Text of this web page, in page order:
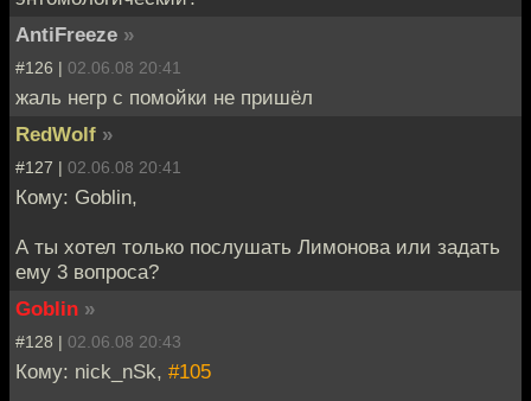
AntiFreeze »
#126 | 02.06.08 20:41
жаль негр с помойки не пришёл
RedWolf »
#127 | 02.06.08 20:41
Кому: Goblin,
А ты хотел только послушать Лимонова или задать
ему 3 вопроса?
Goblin »
#128 | 02.06.08 20:43
Кому: nick_nSk, #105